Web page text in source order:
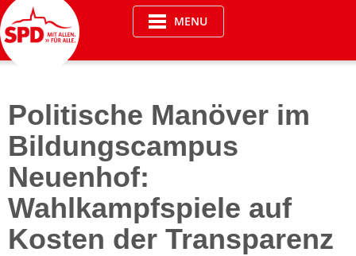
Skip
to
content
MENU
Politische Manöver im
Bildungscampus
Neuenhof:
Wahlkampfspiele auf
Kosten der Transparenz